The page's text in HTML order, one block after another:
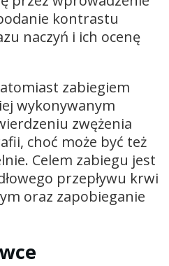
kontrastu
naczyń i ich ocenę
zabiegiem
wykonywanym
zwężenia
choć może być też
Celem zabiegu jest
przepływu krwi
oraz zapobieganie